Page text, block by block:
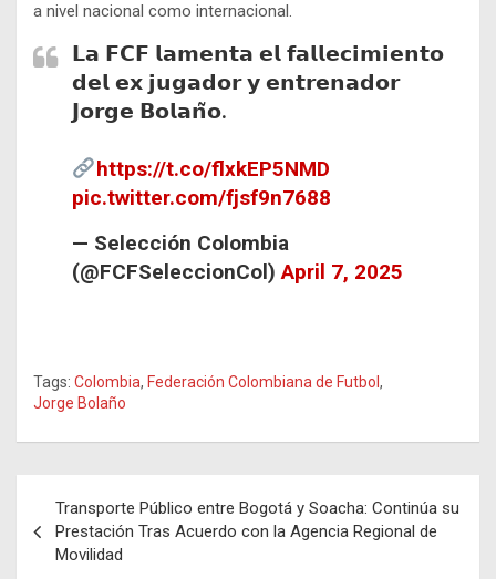
a nivel nacional como internacional.
𝗟𝗮 𝗙𝗖𝗙 𝗹𝗮𝗺𝗲𝗻𝘁𝗮 𝗲𝗹 𝗳𝗮𝗹𝗹𝗲𝗰𝗶𝗺𝗶𝗲𝗻𝘁𝗼
𝗱𝗲𝗹 𝗲𝘅 𝗷𝘂𝗴𝗮𝗱𝗼𝗿 𝘆 𝗲𝗻𝘁𝗿𝗲𝗻𝗮𝗱𝗼𝗿
𝗝𝗼𝗿𝗴𝗲 𝗕𝗼𝗹𝗮𝗻̃𝗼.
https://t.co/flxkEP5NMD
pic.twitter.com/fjsf9n7688
— Selección Colombia
(@FCFSeleccionCol)April 7, 2025
Tags: Colombia, Federación Colombiana de Futbol ,
Jorge Bolaño
de
entradas
Transporte Público entre Bogotá y Soacha: Continúa su
Prestación Tras Acuerdo con la Agencia Regional de
Movilidad